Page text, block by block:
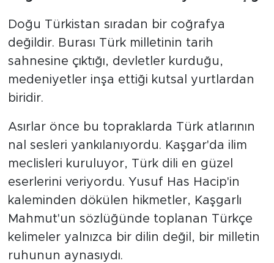
Doğu Türkistan sıradan bir coğrafya
değildir. Burası Türk milletinin tarih
sahnesine çıktığı, devletler kurduğu,
medeniyetler inşa ettiği kutsal yurtlardan
biridir.
Asırlar önce bu topraklarda Türk atlarının
nal sesleri yankılanıyordu. Kaşgar'da ilim
meclisleri kuruluyor, Türk dili en güzel
eserlerini veriyordu. Yusuf Has Hacip'in
kaleminden dökülen hikmetler, Kaşgarlı
Mahmut'un sözlüğünde toplanan Türkçe
kelimeler yalnızca bir dilin değil, bir milletin
ruhunun aynasıydı.